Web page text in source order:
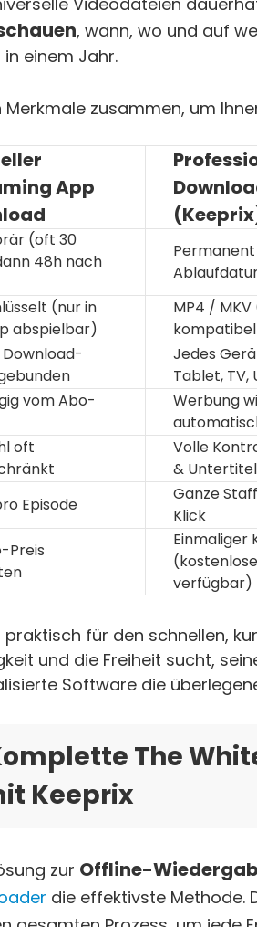
, wann, wo und auf
einem Jahr.
zusammen, um
App
(oft 30
48h nach
(nur in
abspielbar)
MP4 /
Download-
Jedes
Tablet, TV,
vom Abo-
Werbung
oft
Volle
& Untertitel
Episode
Ganze
Klick
Preis
Einmaliger
verfügbar)
für den schnellen,
und die Freiheit sucht,
Software die
The
Keeprix
zur Offline-
die effektivste Methode.